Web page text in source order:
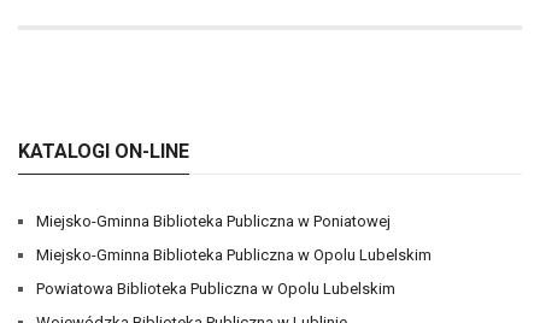
KATALOGI ON-LINE
Miejsko-Gminna Biblioteka Publiczna w Poniatowej
Miejsko-Gminna Biblioteka Publiczna w Opolu Lubelskim
Powiatowa Biblioteka Publiczna w Opolu Lubelskim